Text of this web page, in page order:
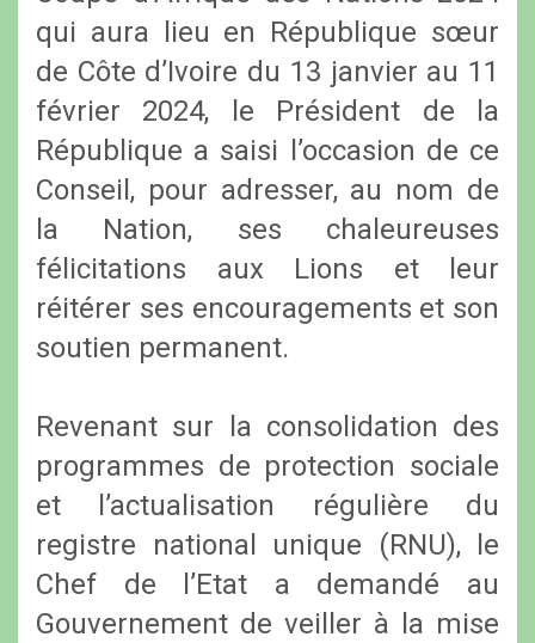
qui aura lieu en République sœur
de Côte d’Ivoire du 13 janvier au 11
février 2024, le Président de la
République a saisi l’occasion de ce
Conseil, pour adresser, au nom de
la Nation, ses chaleureuses
félicitations aux Lions et leur
réitérer ses encouragements et son
soutien permanent.
Revenant sur la consolidation des
programmes de protection sociale
et l’actualisation régulière du
registre national unique (RNU), le
Chef de l’Etat a demandé au
Gouvernement de veiller à la mise